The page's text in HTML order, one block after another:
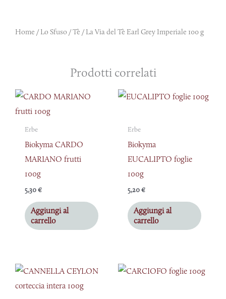
Home /Lo Sfuso /Tè / La Via del Tè Earl Grey Imperiale 100 g
Prodotti correlati
Erbe
Biokyma CARDO
MARIANO frutti
100g
5,30€
Aggiungi al
carrello
Erbe
Biokyma
EUCALIPTO foglie
100g
5,20€
Aggiungi al
carrello